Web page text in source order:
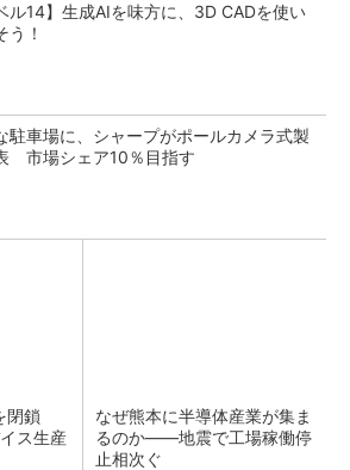
ル14】生成AIを味方に、3D CADを使い
う！
駐車場に、シャープがポールカメラ式製
市場シェア10％目指す
閉鎖
ス生産
なぜ熊本に半導体産業が集ま
るのか――地震で工場稼働停
止相次ぐ